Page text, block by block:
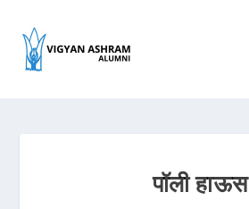
पॉली हाऊस